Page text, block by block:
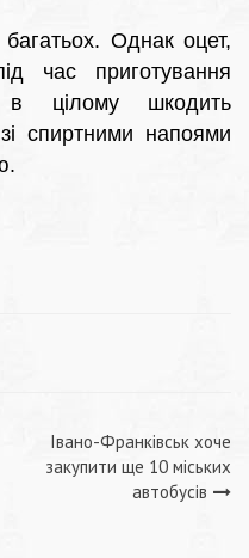
Однак оцет,
час приготування
в цілому шкодить
спиртними напоями
Івано-Франківськ хоче
закупити ще 10 міських
автобусів